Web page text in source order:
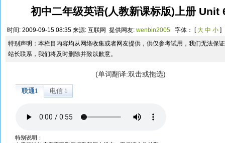
初中二年级英语(人教新课标版)上册
时间: 2009-09-15 08:35 来源: 互联网 提供网友: wenbin2005 字体： [大 中 小 ]
特别声明：本栏目内容均从网络收集或者网友提供，供仅参考试用，我们无法保
站长联系，我们将及时删除并致以歉意。
(单词翻译:双击或拖选)